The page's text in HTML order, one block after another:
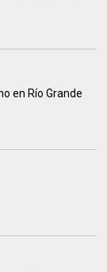
en Río Grande